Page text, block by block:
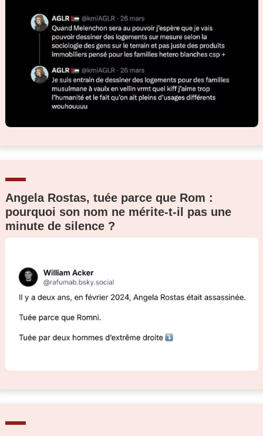
Angela Rostas, tuée parce que Rom :
pourquoi son nom ne mérite-t-il pas une
minute de silence ?